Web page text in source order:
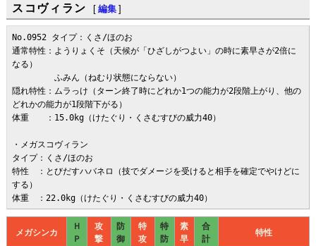
スコヴィラン [ 編集 ]
No.0952 タイプ：くさ/ほのお
通常特性：ようりょくそ（天候が「ひざしがつよい」の時に素早さが2倍に
なる）
ふみん（ねむり状態にならない）
隠れ特性：ムラっけ（ターン終了時にどれか1つの能力が2段階上がり、他の
どれかの能力が1段階下がる）
体重　　：15.0kg（けたぐり・くさむすびの威力40）
・メガスコヴィラン
タイプ：くさ/ほのお
特性　：とびだすハバネロ（技でダメージを受けると相手を確定でやけどに
する）
体重　：22.0kg（けたぐり・くさむすびの威力40）
メガシンカ
Ｈ
Ｐ
攻
撃
防
御
特
攻
特
防
素
早
合
計
特性